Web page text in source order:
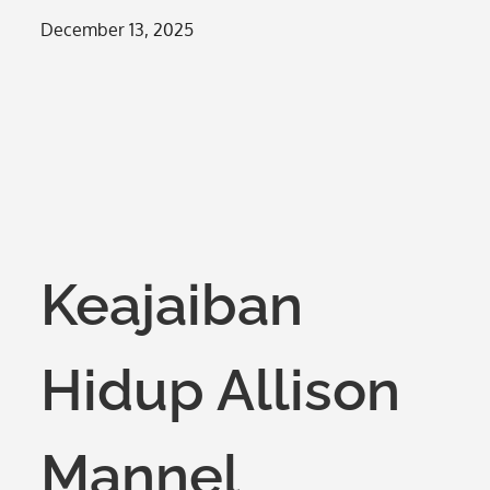
Posted
December 13, 2025
Keajaiban
Hidup Allison
Mannel